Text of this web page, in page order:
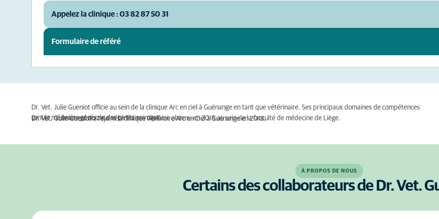
Appelez la clinique : 03 82 87 50 31
Formulaire de référé
Dr. Vet. Julie Gueniot officie au sein de la clinique Arc en ciel à Guénange en tant que vétérinaire. Ses principaux domaines de compétences
sont la médecine générale des petits animaux.
Dr. Vet. Gueniot est docteur vétérinaire ; diplôme obtenu en 2018 au sein de la facculté de médecine de Liège.
Dr. Vet. Julie Gueniot a rejoint la clinique vétériaire Arc en Ciel à Guénange en 2018.
À PROPOS DE NOUS
Certains des collaborateurs de Dr. Vet.